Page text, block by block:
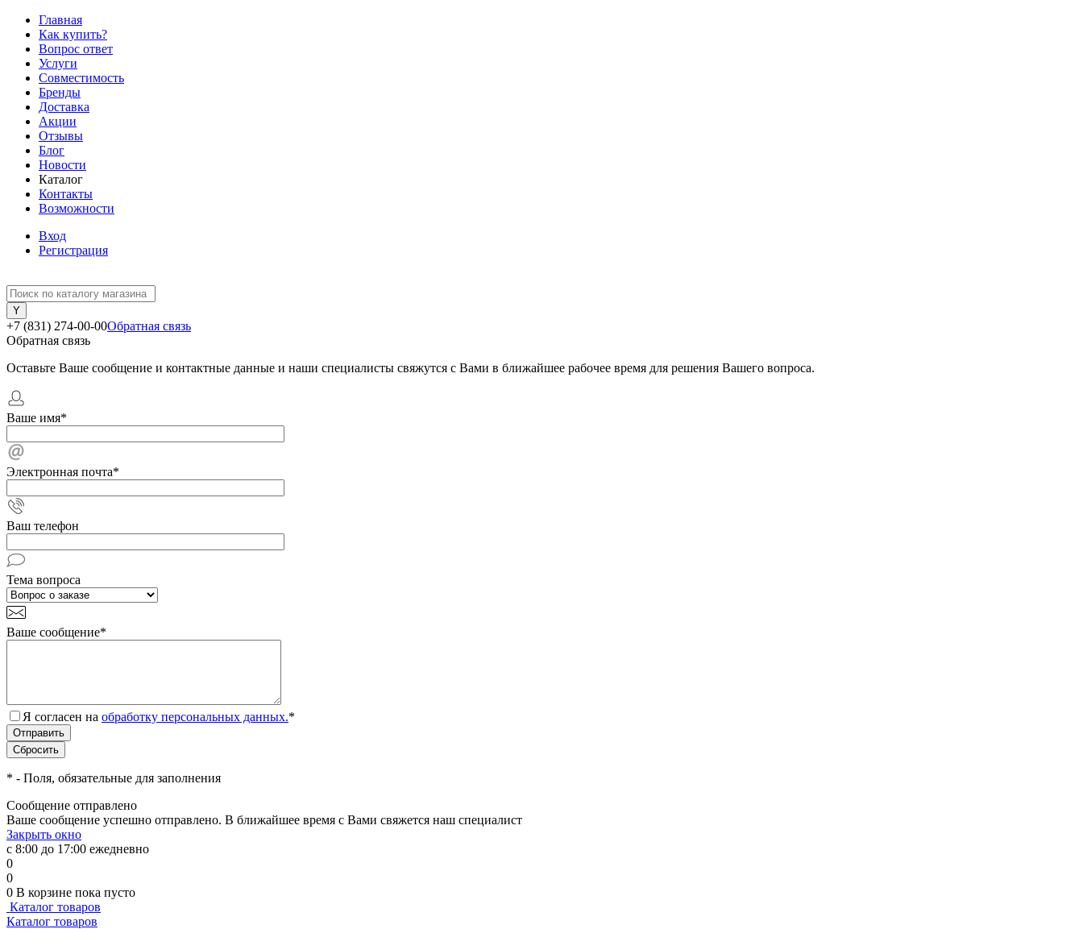
Главная
Как купить?
Вопрос ответ
Услуги
Совместимость
Бренды
Доставка
Акции
Отзывы
Блог
Новости
Каталог
Контакты
Возможности
Вход
Регистрация
+7 (831) 274-00-00Обратная связь
Обратная связь
Оставьте Ваше сообщение и контактные данные и наши специалисты свяжутся с Вами в ближайшее рабочее время для решения Вашего вопроса.
Ваше имя*
Электронная почта*
Ваш телефон
Тема вопроса
Ваше сообщение*
Я согласен на обработку персональных данных.*
* - Поля, обязательные для заполнения
Сообщение отправлено
Ваше сообщение успешно отправлено. В ближайшее время с Вами свяжется наш специалист
Закрыть окно
с 8:00 до 17:00 ежедневно
0
0
0 В корзине пока пусто
Каталог товаров
Каталог товаров